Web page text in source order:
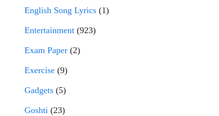
English Song Lyrics (1)
Entertainment (923)
Exam Paper (2)
Exercise (9)
Gadgets (5)
Goshti (23)